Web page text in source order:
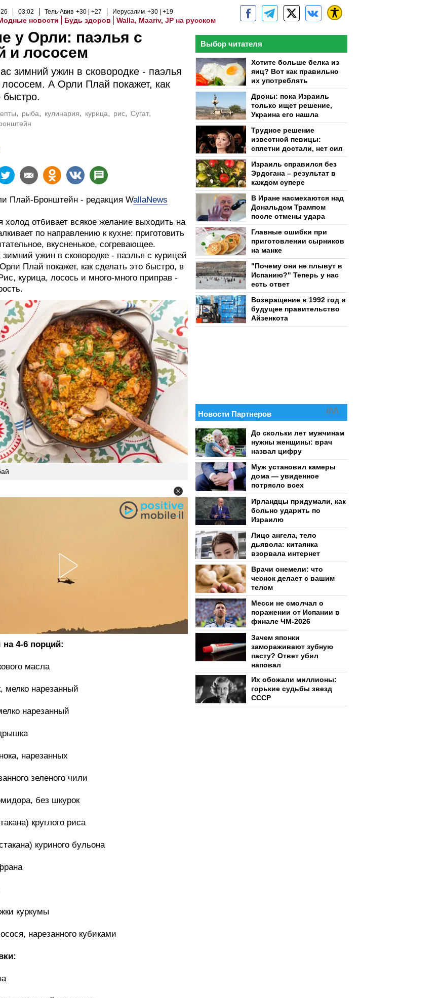
03:02 Тель-Авив +30 +27 Иерусалим +30 +19
новости Будь здоров Walla, Maariv, JP на русском
у Орли: паэлья с
и лососем
зимний ужин в сковородке - паэлья
лососем. А Орли Плай покажет, как
быстро.
рыба кулинария курица рис
Сугат
Плай-Бронштейн - редакция WallaNews
холод отбивает всякое желание выходить на
по направлению к кухне: приготовить
вкусненькое, согревающее.
зимний ужин в сковородке - паэлья с курицей
Плай покажет, как сделать это быстро, в
курица, лосось и много-много приправ -
4-6 порций:
масла
мелко нарезанный
нарезанный
нарезанных
зеленого чили
без шкурок
круглого риса
куриного бульона
куркумы
нарезанного кубиками
Выбор читателя
Хотите больше белка из
яиц? Вот как правильно
их употреблять
Дроны: пока Израиль
только ищет решение,
Украина его нашла
Трудное решение
известной певицы:
сплетни достали, нет сил
Израиль справился без
Эрдогана – результат в
каждом супере
В Иране насмехаются над
Дональдом Трампом
после отмены удара
Главные ошибки при
приготовлении сырников
на манке
"Почему они не плывут в
Испанию?" Теперь у нас
есть ответ
Возвращение в 1992 год и
будущее правительство
Айзенкота